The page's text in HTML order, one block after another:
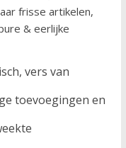
frisse artikelen,
& eerlijke
vers van
toevoegingen en